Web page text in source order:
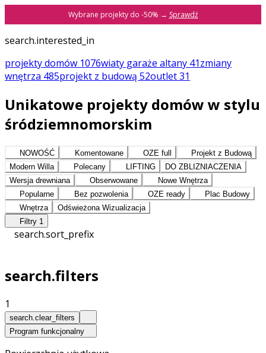
Wybrane projekty do -50% → Sprawdź
search.interested_in
projekty domów 1076wiaty garaże altany 41zmiany
wnętrza 485projekt z budową 52outlet31
Unikatowe projekty domów w stylu
śródziemnomorskim
NOWOŚĆ Komentowane OZE full
Projekt z Budową
Modern Willa
Polecany LIFTING
DO ZBLIZNIACZENIA
Wersja drewniana
Obserwowane
Nowe Wnętrza
Popularne
Bez pozwolenia OZE ready
Plac Budowy
Wnętrza
Odświeżona Wizualizacja
Filtry 1
search.sort_prefix
search.filters
1
search.clear_filters
Program funkcjonalny